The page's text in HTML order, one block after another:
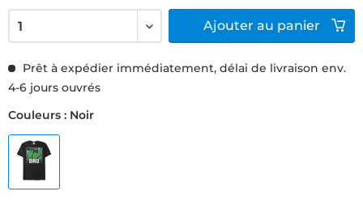
Prêt à expédier immédiatement, délai de livraison env.
4-6 jours ouvrés
Couleurs : Noir
Ajouter au panier